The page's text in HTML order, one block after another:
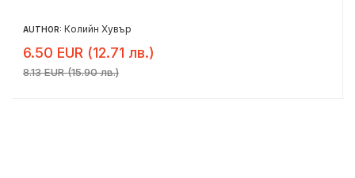
AUTHOR: Колийн Хувър
6.50 EUR (12.71 лв.)
8.13 EUR (15.90 лв.)